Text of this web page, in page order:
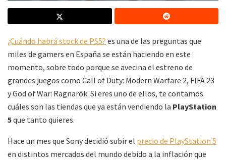
¿Cuándo habrá stock de PS5? es una de las preguntas que
miles de gamers en España se están haciendo en este
momento, sobre todo porque se avecina el estreno de
grandes juegos como Call of Duty: Modern Warfare 2, FIFA 23
y God of War: Ragnarök. Si eres uno de ellos, te contamos
cuáles son las tiendas que ya están vendiendo la PlayStation
5que tanto quieres.
Hace un mes que Sony decidió subir el precio de PlayStation 5
en distintos mercados del mundo debido a la inflación que